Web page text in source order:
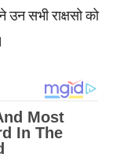
उन सभी राक्षसो को